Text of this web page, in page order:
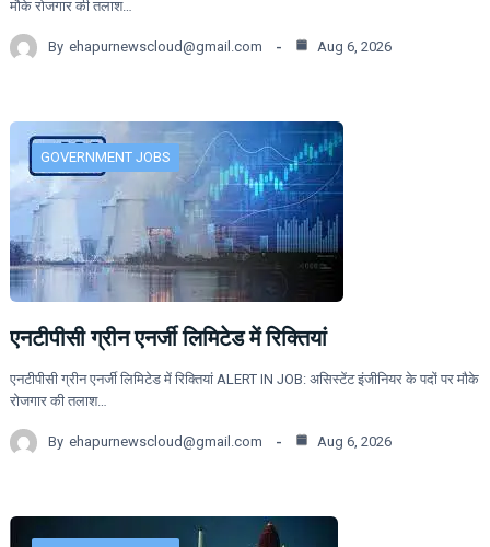
मौके रोजगार की तलाश…
By ehapurnewscloud@gmail.com Aug 6, 2026
GOVERNMENT JOBS
एनटीपीसी ग्रीन एनर्जी लिमिटेड में रिक्तियां
एनटीपीसी ग्रीन एनर्जी लिमिटेड में रिक्तियां ALERT IN JOB: असिस्टेंट इंजीनियर के पदों पर मौके
रोजगार की तलाश…
By ehapurnewscloud@gmail.com Aug 6, 2026